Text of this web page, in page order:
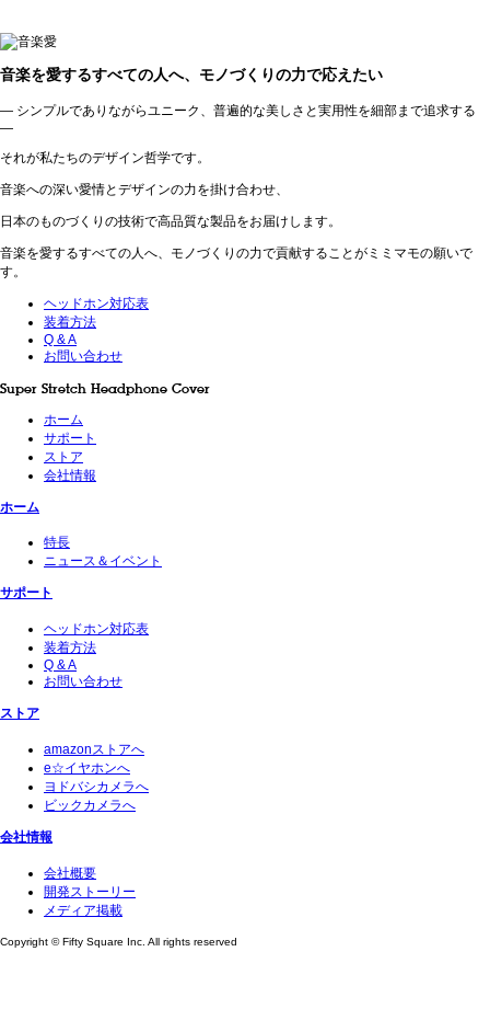
音楽を愛するすべての人へ、モノづくりの力で応えたい
— シンプルでありながらユニーク、普遍的な美しさと実用性を細部まで追求する
—
それが私たちのデザイン哲学です。
音楽への深い愛情とデザインの力を掛け合わせ、
日本のものづくりの技術で高品質な製品をお届けします。
音楽を愛するすべての人へ、モノづくりの力で貢献することがミミマモの願いで
す。
ヘッドホン対応表
装着方法
Q & A
お問い合わせ
Super Stretch Headphone Cover
ホーム
サポート
ストア
会社情報
ホーム
特長
ニュース＆イベント
サポート
ヘッドホン対応表
装着方法
Q & A
お問い合わせ
ストア
amazonストアへ
e☆イヤホンへ
ヨドバシカメラへ
ビックカメラへ
会社情報
会社概要
開発ストーリー
メディア掲載
Copyright © Fifty Square Inc. All rights reserved